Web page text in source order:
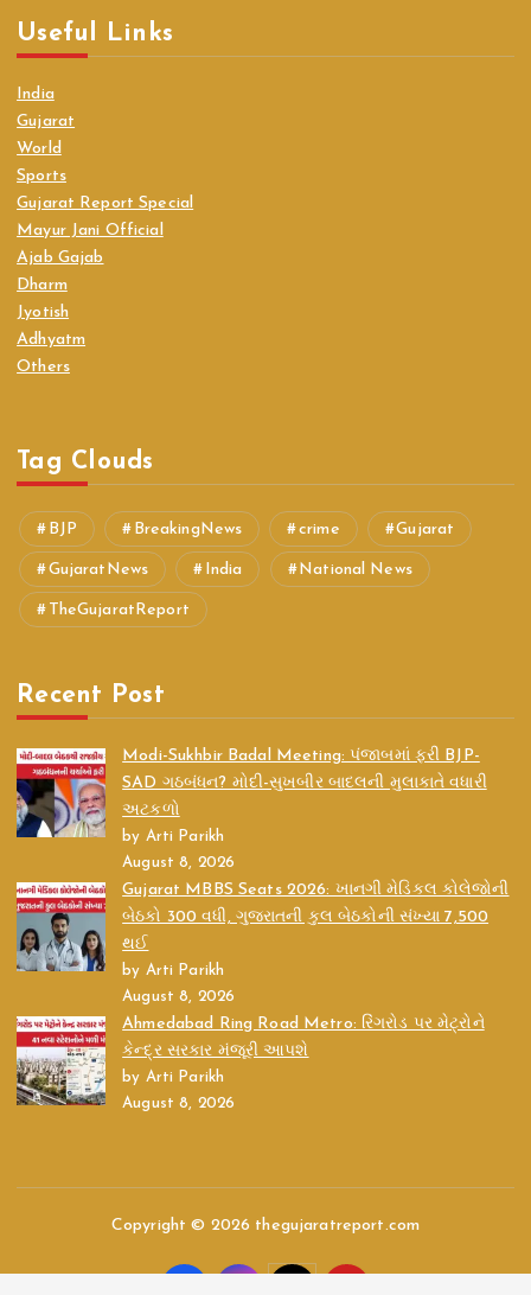
Useful Links
India
Gujarat
World
Sports
Gujarat Report Special
Mayur Jani Official
Ajab Gajab
Dharm
Jyotish
Adhyatm
Others
Tag Clouds
BJP BreakingNews crime Gujarat
GujaratNews India National News
TheGujaratReport
Recent Post
Modi-Sukhbir Badal Meeting: પંજાબમાં ફરી BJP-
SAD ગઠબંધન? મોદી-સુખબીર બાદલની મુલાકાતે વધારી
અટકળો
by Arti Parikh
August 8, 2026
Gujarat MBBS Seats 2026: ખાનગી મેડિકલ કોલેજોની
બેઠકો 300 વધી, ગુજરાતની કુલ બેઠકોની સંખ્યા 7,500
થઈ
by Arti Parikh
August 8, 2026
Ahmedabad Ring Road Metro: રિંગરોડ પર મેટ્રોને
કેન્દ્ર સરકાર મંજૂરી આપશે
by Arti Parikh
August 8, 2026
Copyright © 2026 thegujaratreport.com